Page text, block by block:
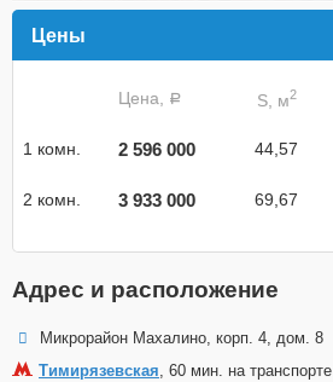
Цены
Цена, a S, м2
1 комн. 2 596 000 44,57
2 комн. 3 933 000 69,67
Адрес и расположение
Микрорайон Махалино, корп. 4, дом. 8
Тимирязевская, 60 мин. на транспорте